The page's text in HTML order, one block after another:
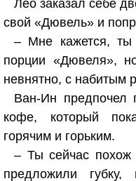
Лео заказал себе
свой «Дювель» и
– Мне кажется, ты
порции «Дювеля»,
невнятно, с набитым
Ван-Ин предпочел
кофе, который
горячим и горьким.
– Ты сейчас похож
предложили